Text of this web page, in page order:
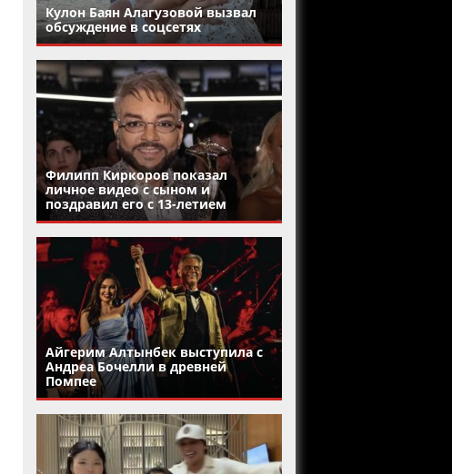
Кулон Баян Алагузовой вызвал
обсуждение в соцсетях
Филипп Киркоров показал
личное видео с сыном и
поздравил его с 13-летием
Айгерим Алтынбек выступила с
Андреа Бочелли в древней
Помпее